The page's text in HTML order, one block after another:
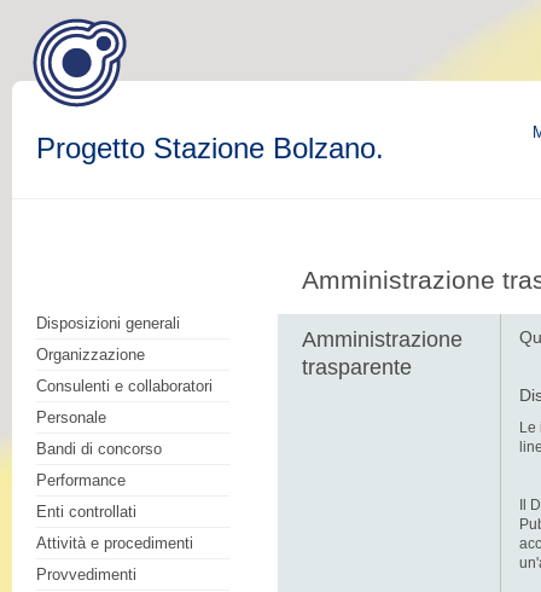
Progetto Stazione Bolzano.
Disposizioni generali
Organizzazione
Consulenti e collaboratori
Personale
Bandi di concorso
Performance
Enti controllati
Attività e procedimenti
Provvedimenti
Amministrazione
Amministrazione
trasparente
Le
Il